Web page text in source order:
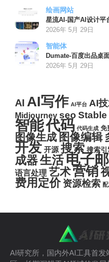
绘画网站
星流AI-国产AI设计平
2026年 5月 29日
智能体
Dumate-百度出品桌
2026年 5月 29日
AI AI写作 AI平台 AI
Midjourney seo
智能代码 代码生成 免
图像生成 图像编辑
开发 开源 搜索 搜索引
成器生活电子
语言处理 艺术营销
费用定价 资源检索
AI研究所，国内外AI工具首